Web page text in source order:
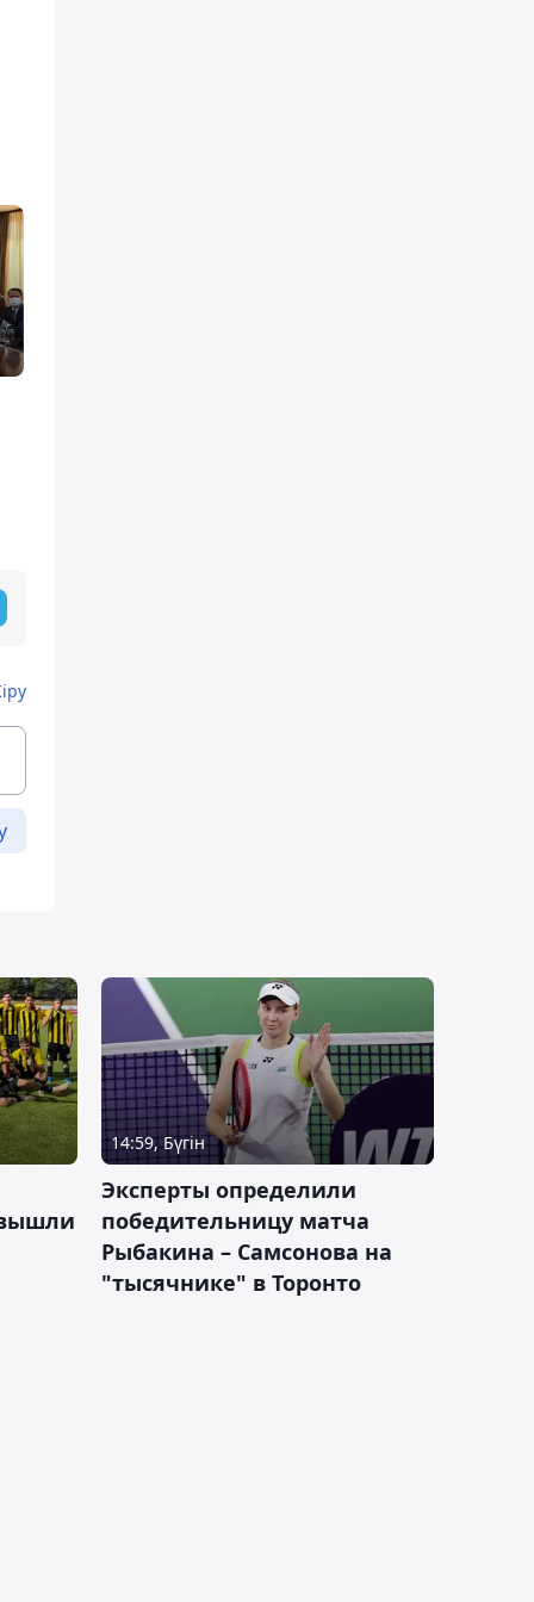
14:59, Бүгін
Эксперты определили
победительницу матча
Рыбакина – Самсонова на
"тысячнике" в Торонто